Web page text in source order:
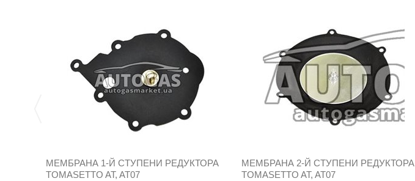
МЕМБРАНА 1-Й СТУПЕНИ РЕДУКТОРА
TOMASETTO AT, AT07
МЕМБРАНА 2-Й СТУПЕНИ РЕДУКТОРА
TOMASETTO AT, AT07